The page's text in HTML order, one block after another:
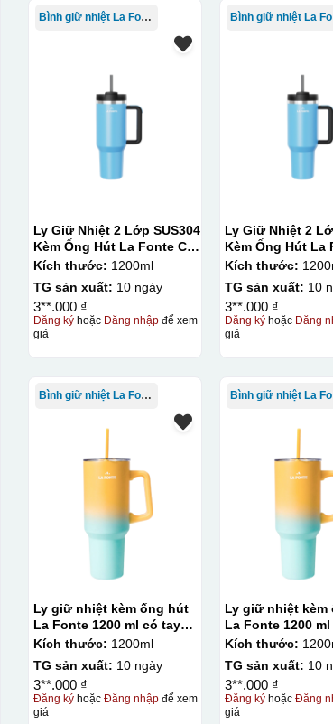
Bình giữ nhiệt La Fonte
Ly Giữ Nhiệt 2 Lớp SUS304
Kèm Ống Hút La Fonte Có
Tay Cầm 1200ml
Kích thước: 1200ml
TG sản xuất: 10 ngày
3**.000 ₫
Đăng kýhoặc Đăng nhậpđể xem
giá
Ly Giữ Nhiệt 2
Kèm Ống Hút La Fonte Có
Tay Cầm 1200ml
Kích thước:
TG sản xuất: 10
3**.000 ₫
Đăng ký hoặcĐăng
giá
Bình giữ nhiệt La Fonte
Ly giữ nhiệt kèm ống hút
La Fonte 1200 ml có tay
cầm – 012317
Kích thước: 1200ml
TG sản xuất: 10 ngày
3**.000 ₫
Đăng kýhoặc Đăng nhậpđể xem
giá
Ly giữ nhiệt kèm
La Fonte 1200 ml có tay
cầm – 012317
Kích thước:
TG sản xuất: 10
3**.000 ₫
Đăng ký hoặcĐăng
giá